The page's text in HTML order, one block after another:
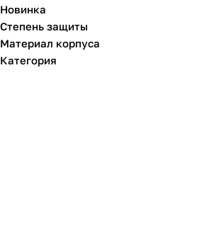
Новинка
Степень защиты
Материал корпуса
Категория